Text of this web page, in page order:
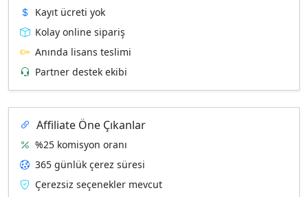
Kayıt ücreti yok
Kolay online sipariş
Anında lisans teslimi
Partner destek ekibi
Affiliate Öne Çıkanlar
%25 komisyon oranı
365 günlük çerez süresi
Çerezsiz seçenekler mevcut